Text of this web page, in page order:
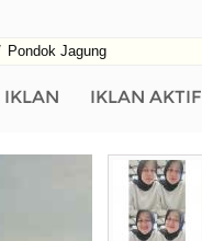
Pondok Jagung
IKLAN IKLAN AKTIF